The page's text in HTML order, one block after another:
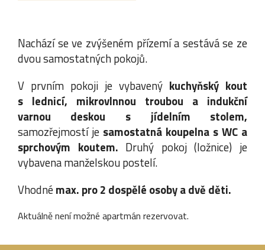
Nachází se ve zvýšeném přízemí a sestává se ze
dvou samostatných pokojů.
V prvním pokoji je vybavený kuchyňský kout
s lednicí, mikrovlnnou troubou a indukční
varnou deskou s jídelním stolem,
samozřejmostí je samostatná koupelna s WC a
sprchovým koutem. Druhý pokoj (ložnice) je
vybavena manželskou postelí.
Vhodnémax. pro 2 dospělé osoby a dvě děti.
Aktuálně není možné apartmán rezervovat.